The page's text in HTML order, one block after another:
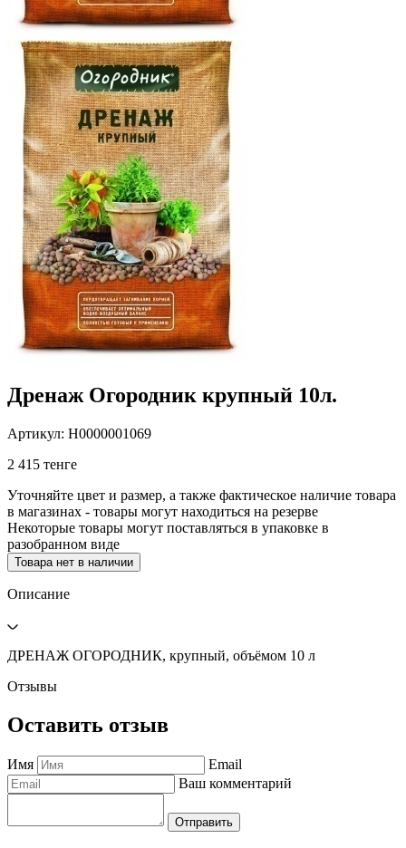
Дренаж Огородник крупный 10л.
Артикул: Н0000001069
2 415 тенге
Уточняйте цвет и размер, а также фактическое наличие товара
в магазинах - товары могут находиться на резерве
Некоторые товары могут поставляться в упаковке в
разобранном виде
Товара нет в наличии
Описание
ДРЕНАЖ ОГОРОДНИК, крупный, объёмом 10 л
Отзывы
Оставить отзыв
Имя
Email
Ваш комментарий
Отправить